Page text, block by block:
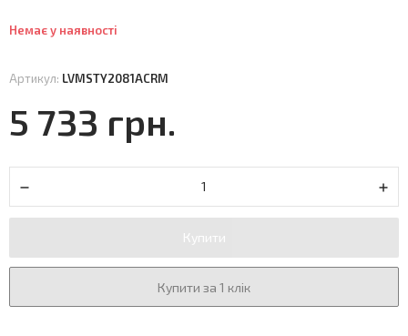
Немає у наявності
Артикул: LVMSTY2081ACRM
5 733 грн.
Купити
Купити за 1 клік